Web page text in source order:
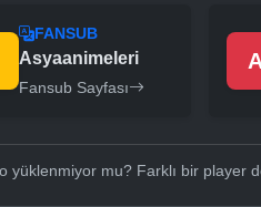
FANSUB
Asyaanimeleri
Fansub Sayfası
yüklenmiyor mu? Farklı bir player